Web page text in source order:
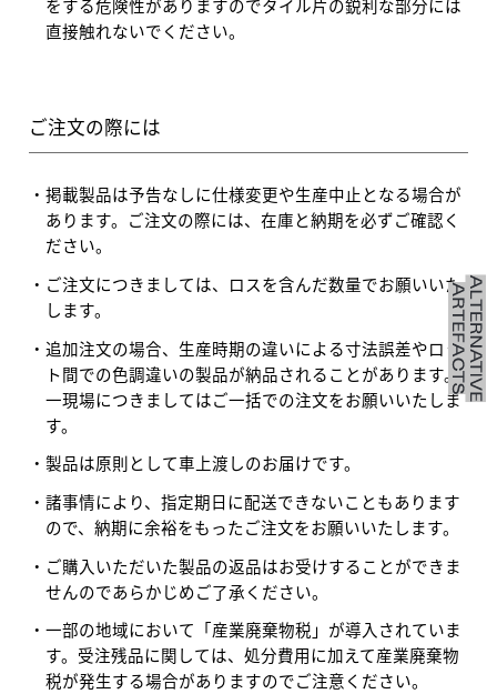
をする危険性がありますのでタイル片の鋭利な部分には
直接触れないでください。
ご注文の際には
掲載製品は予告なしに仕様変更や生産中止となる場合が
あります。ご注文の際には、在庫と納期を必ずご確認く
ださい。
ご注文につきましては、ロスを含んだ数量でお願いいた
します。
追加注文の場合、生産時期の違いによる寸法誤差やロッ
ト間での色調違いの製品が納品されることがあります。
一現場につきましてはご一括での注文をお願いいたしま
す。
製品は原則として車上渡しのお届けです。
諸事情により、指定期日に配送できないこともあります
ので、納期に余裕をもったご注文をお願いいたします。
ご購入いただいた製品の返品はお受けすることができま
せんのであらかじめご了承ください。
一部の地域において「産業廃棄物税」が導入されていま
す。受注残品に関しては、処分費用に加えて産業廃棄物
税が発生する場合がありますのでご注意ください。